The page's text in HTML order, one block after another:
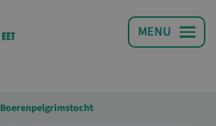
Boerenpelgrimstocht